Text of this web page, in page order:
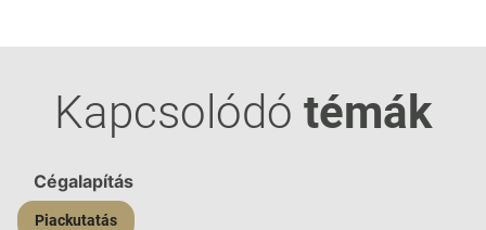
Kapcsolódó témák
Cégalapítás
Piackutatás